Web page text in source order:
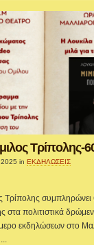
Τρίπολης-
in ΕΚΔΗΛΩΣΕΙΣ
Τρίπολης συμπληρώνει
στα πολιτιστικά
εκδηλώσεων στο